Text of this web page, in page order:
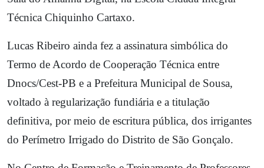
Técnica Chiquinho Cartaxo.
Lucas Ribeiro ainda fez a assinatura simbólica do
Termo de Acordo de Cooperação Técnica entre
Dnocs/Cest-PB e a Prefeitura Municipal de Sousa,
voltado à regularização fundiária e a titulação
definitiva, por meio de escritura pública, dos irrigantes
do Perímetro Irrigado do Distrito de São Gonçalo.